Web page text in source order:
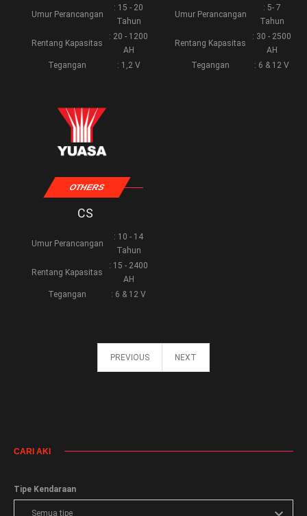
Umur Perancangan
: 15 - 20
Tahun
Rentang Kapasitas
: 20 - 1200
AH
Tegangan
: 1,2 V
Umur Perancangan
: 5- 7
Tahun
Rentang Kapasitas
: 30 - 2500
AH
Tegangan
: 6 & 12 V
OTHERS
CS
Umur Perancangan
: 10 - 14
Tahun
Rentang Kapasitas
: 15 - 2400
AH
Tegangan
: 6 & 12 V
PREVIOUS NEXT
CARI AKI
Tipe Kendaraan